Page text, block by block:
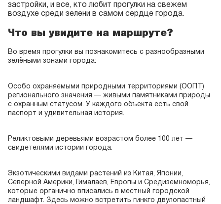
застройки, и все, кто любит прогулки на свежем
воздухе среди зелени в самом сердце города.
Что вы увидите на маршруте?
Во время прогулки вы познакомитесь с разнообразными
зелёными зонами города:
Особо охраняемыми природными территориями (ООПТ)
регионального значения — живыми памятниками природы
с охранным статусом. У каждого объекта есть свой
паспорт и удивительная история.
Реликтовыми деревьями возрастом более 100 лет —
свидетелями истории города.
Экзотическими видами растений из Китая, Японии,
Северной Америки, Гималаев, Европы и Средиземноморья,
которые органично вписались в местный городской
ландшафт. Здесь можно встретить гинкго двулопастный